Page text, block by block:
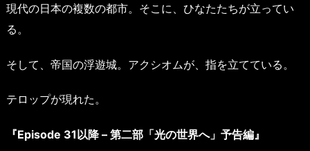
現代の日本の複数の都市。そこに、ひなたたちが立ってい
る。
そして、帝国の浮遊城。アクシオムが、指を立てている。
テロップが現れた。
『Episode 31以降 – 第二部「光の世界へ」予告編』